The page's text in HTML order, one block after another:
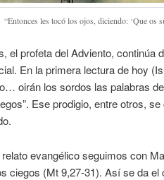
“Entonces les tocó los ojos, diciendo: ‘Que os
el profeta del Adviento, continúa
En la primera lectura de hoy
oirán los sordos las palabras
Ese prodigio, entre otros,
relato evangélico seguimos con
ciegos (Mt 9,27-31). Así se da